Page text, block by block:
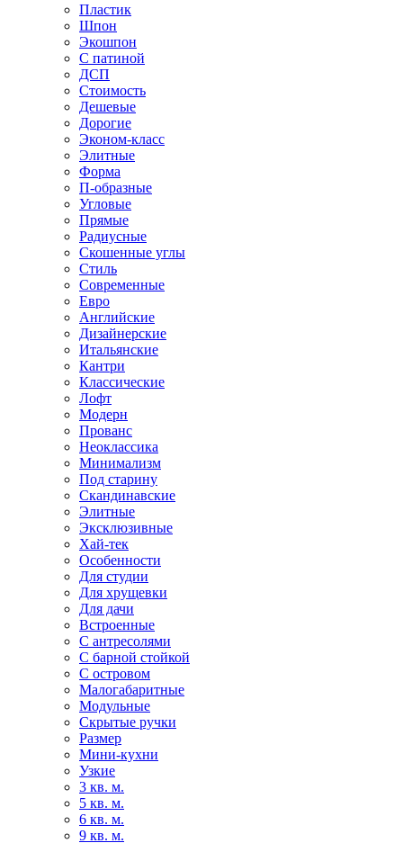
Пластик
Шпон
Экошпон
С патиной
ДСП
Стоимость
Дешевые
Дорогие
Эконом-класс
Элитные
Форма
П-образные
Угловые
Прямые
Радиусные
Скошенные углы
Стиль
Современные
Евро
Английские
Дизайнерские
Итальянские
Кантри
Классические
Лофт
Модерн
Прованс
Неоклассика
Минимализм
Под старину
Скандинавские
Элитные
Эксклюзивные
Хай-тек
Особенности
Для студии
Для хрущевки
Для дачи
Встроенные
С антресолями
С барной стойкой
С островом
Малогабаритные
Модульные
Скрытые ручки
Размер
Мини-кухни
Узкие
3 кв. м.
5 кв. м.
6 кв. м.
9 кв. м.